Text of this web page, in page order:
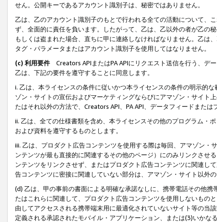
せん。公開キーであるアカウント識別子は、秘密ではありません。
乙は、乙のアカウント識別子のもとで行われる全ての活動について、
ず、全面的に責任を負います。したがって、乙は、乙以外の者が乙の
もしくは盗まれた場合、直ちに甲に連絡しなければなりません。乙は
タグ・パラメータまたはアカウント識別子を使用してはなりません。
(c) 利用要件 Creators APIまたはPA APIにリクエスト送信を行う、デ
乙は、下記の要件を遵守することに同意します。
i. 乙は、本ライセンスの条件に従いかつ本ライセンスの条件の明示的
ゾン・サイトの宣伝およびマーケティングならびにアマゾン・サイト
たはそれ以外の方法で、Creators API、PA API、データフィードまた
ii. 乙は、全ての仕様書類を含め、本ライセンスその他のプログラム・
および資料を遵守するものとします。
iii. 乙は、プロダクト広告コンテンツを使用する際は毎回、アマゾン
ンテンツが最も直接的に関連するその他のページ）にのみリンクさせ
ンテンツをリンクさせず、またはプロダクト広告コンテンツに関連し
告コンテンツに密接に関連していない部分は、アマゾン・サイト以外
(d) 乙は、甲の事前の書面による明確な承諾なしに、携帯電話その他
たはこれらに関連して、プロダクト広告コンテンツを使用しないもの
由してアクセスされる携帯端末用に最適化されていないサイト等の当
定義される承認されたモバイル・アプリケーション、または(3)いか